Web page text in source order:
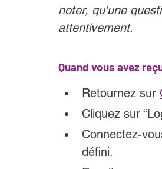
noter, qu'une
attentivement.
Quand vous avez
Retournez sur
Cliquez sur
Connectez-
défini.